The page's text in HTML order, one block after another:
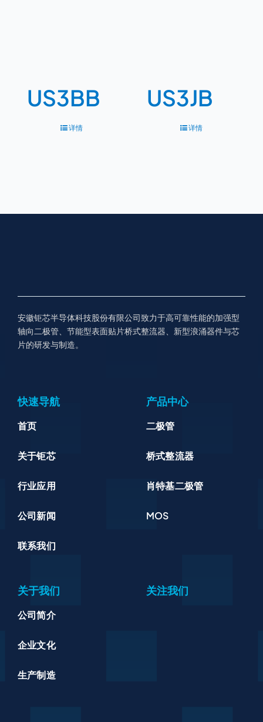
US3BB
详情
US3JB
详情
安徽钜芯半导体科技股份有限公司致力于高可靠性能的加强型
轴向二极管、节能型表面贴片桥式整流器、新型浪涌器件与芯
片的研发与制造。
快速导航
首页
关于钜芯
行业应用
公司新闻
联系我们
产品中心
二极管
桥式整流器
肖特基二极管
MOS
关于我们
公司简介
企业文化
生产制造
关注我们